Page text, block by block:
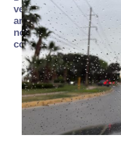
verdad
arde… pero
no se
consume